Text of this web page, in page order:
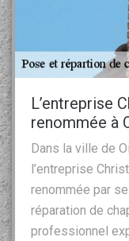
L’entreprise
renommée à
Dans la ville de
l’entreprise
renommée par
réparation de
professionnel